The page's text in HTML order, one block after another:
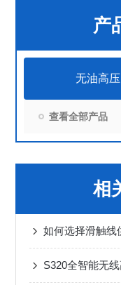
产
无油高
查看全部产品
相
如何选择滑触线
S320全智能无